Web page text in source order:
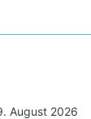
August 2026